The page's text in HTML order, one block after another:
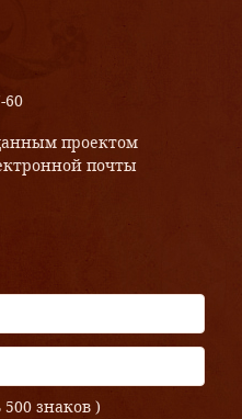
60
проектом
почты
500 знаков )